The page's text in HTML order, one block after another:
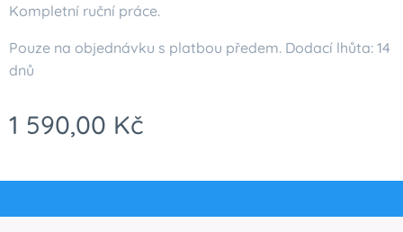
Kompletní ruční práce.
Pouze na objednávku s platbou předem. Dodací lhůta: 14
dnů
1 590,00 Kč